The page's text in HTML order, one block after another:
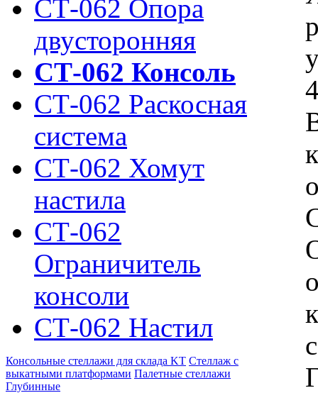
СТ-062 Опора
двусторонняя
СТ-062 Консоль
СТ-062 Раскосная
система
СТ-062 Хомут
настила
СТ-062
Ограничитель
консоли
СТ-062 Настил
Консольные стеллажи для склада KT Стеллаж с
выкатными платформами Палетные стеллажи
Глубинные